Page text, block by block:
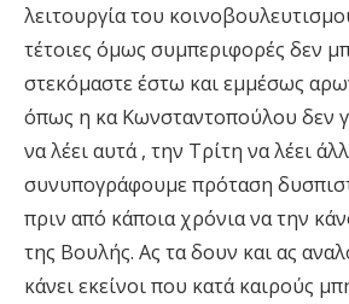
λειτουργία του
τέτοιες όμως συμπεριφορές δεν
στεκόμαστε έστω και εμμέσως
όπως η κα Κωνσταντοπούλου δεν
να λέει αυτά , την Τρίτη να λέει
συνυπογράφουμε πρόταση
πριν από κάποια χρόνια να την
της Βουλής. Ας τα δουν και ας
κάνει εκείνοι που κατά καιρούς